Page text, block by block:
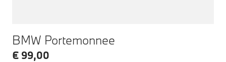
BMW Portemonnee
€ 99,00